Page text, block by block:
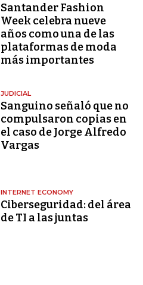
Santander Fashion
Week celebra nueve
años como una de las
plataformas de moda
más importantes
JUDICIAL
Sanguino señaló que no
compulsaron copias en
el caso de Jorge Alfredo
Vargas
INTERNET ECONOMY
Ciberseguridad: del área
de TI a las juntas